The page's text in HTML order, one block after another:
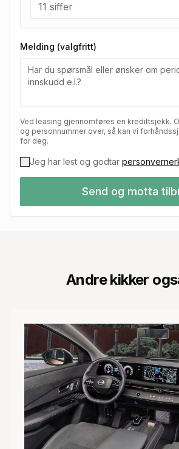
Melding (valgfritt)
Ved leasing gjennomføres en kredittsjekk.
og personnummer over, så kan vi
for deg.
Jeg har lest og godtar
Send og motta
Andre kikker